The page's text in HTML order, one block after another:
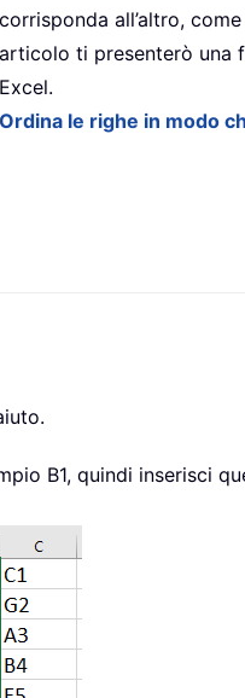
corrisponda all’altro,
articolo ti presenterò una
Excel.
Ordina le righe in modo
B1, quindi inserisci